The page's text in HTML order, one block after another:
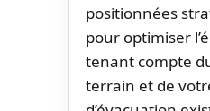
positionnées
pour optimiser
tenant compte
terrain et de